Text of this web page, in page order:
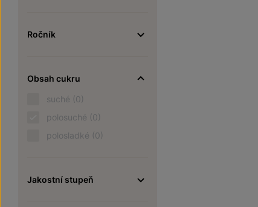
Ročník
Obsah cukru
suché (0)
polosuché (0)
polosladké (0)
Jakostní stupeň